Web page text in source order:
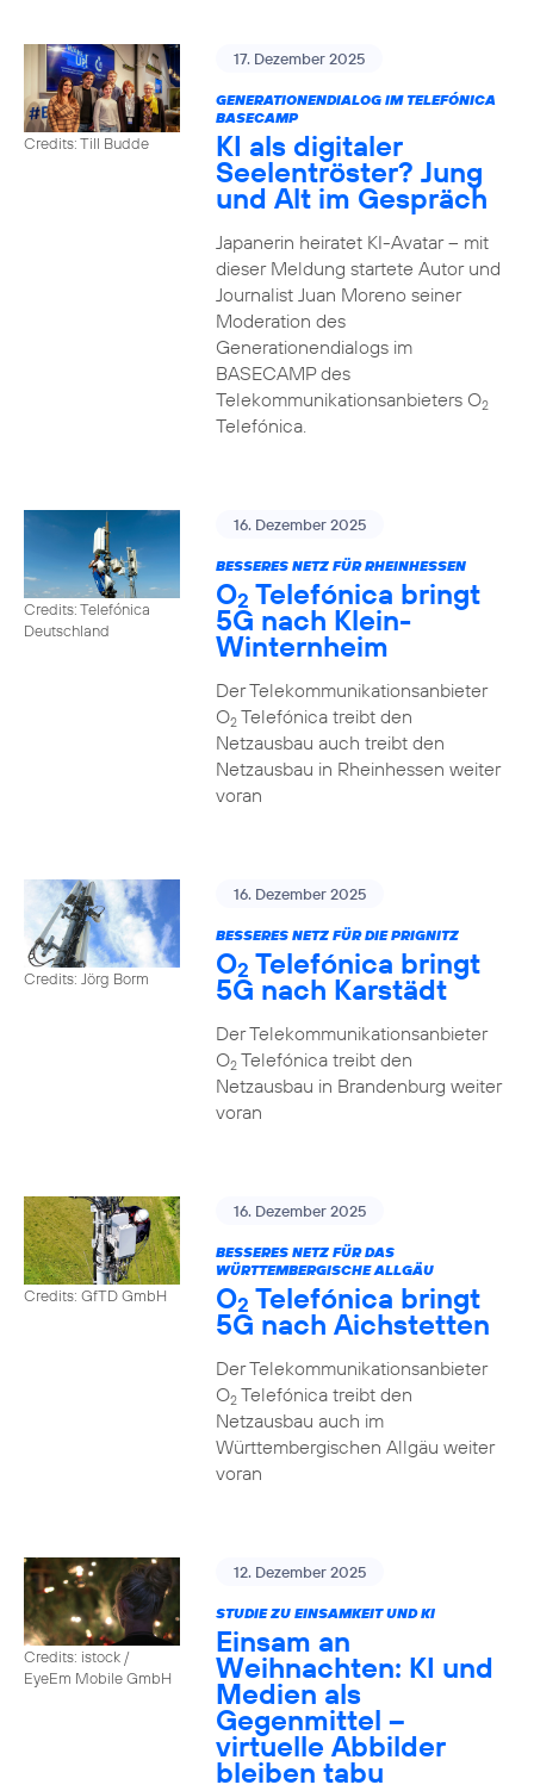
Credits: Till Budde
17. Dezember 2025
GENERATIONENDIALOG IM TELEFÓNICA
BASECAMP
KI als digitaler
Seelentröster? Jung
und Alt im Gespräch
Japanerin heiratet KI-Avatar – mit
dieser Meldung startete Autor und
Journalist Juan Moreno seiner
Moderation des
Generationendialogs im
BASECAMP des
Telekommunikationsanbieters O2
Telefónica.
Credits: Telefónica
Deutschland
16. Dezember 2025
BESSERES NETZ FÜR RHEINHESSEN
O2 Telefónica bringt
5G nach Klein-
Winternheim
Der Telekommunikationsanbieter
O2Telefónica treibt den
Netzausbau auch treibt den
Netzausbau in Rheinhessen weiter
voran
Credits: Jörg Borm
16. Dezember 2025
BESSERES NETZ FÜR DIE PRIGNITZ
O2 Telefónica bringt
5G nach Karstädt
Der Telekommunikationsanbieter
O2Telefónica treibt den
Netzausbau in Brandenburg weiter
voran
Credits: GfTD GmbH
16. Dezember 2025
BESSERES NETZ FÜR DAS
WÜRTTEMBERGISCHE ALLGÄU
O2 Telefónica bringt
5G nach Aichstetten
Der Telekommunikationsanbieter
O2Telefónica treibt den
Netzausbau auch im
Württembergischen Allgäu weiter
voran
Credits: istock /
EyeEm Mobile GmbH
12. Dezember 2025
STUDIE ZU EINSAMKEIT UND KI
Einsam an
Weihnachten: KI und
Medien als
Gegenmittel –
virtuelle Abbilder
bleiben tabu